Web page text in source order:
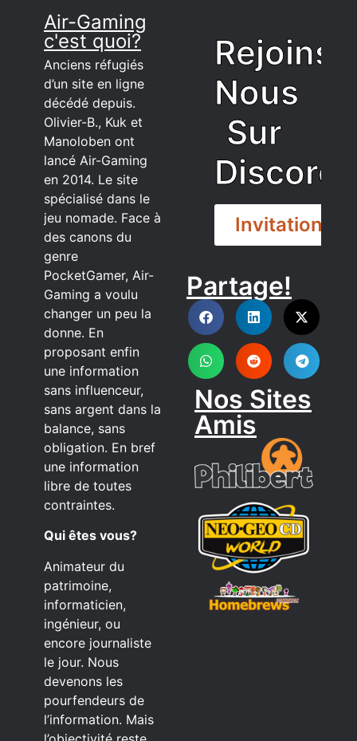
Air-Gaming
c'est quoi?
Anciens réfugiés
d’un site en ligne
décédé depuis.
Olivier-B., Kuk et
Manoloben ont
lancé Air-Gaming
en 2014. Le site
spécialisé dans le
jeu nomade. Face à
des canons du
genre
PocketGamer, Air-
Gaming a voulu
changer un peu la
donne. En
proposant enfin
une information
sans influenceur,
sans argent dans la
balance, sans
obligation. En bref
une information
libre de toutes
contraintes.
Qui êtes vous?
Animateur du
patrimoine,
informaticien,
ingénieur, ou
encore journaliste
le jour. Nous
devenons les
pourfendeurs de
l’information. Mais
Rejoins
Nous
Sur
Discord
Invitation
DISCORD
Partage!
Nos Sites
Amis